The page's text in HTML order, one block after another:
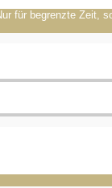
für begrenzte Zeit,